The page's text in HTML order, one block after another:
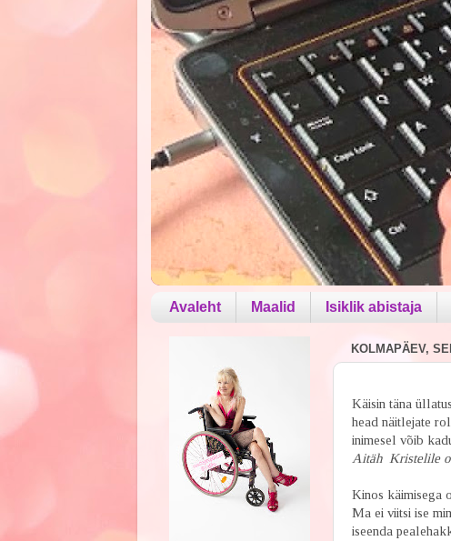
Avaleht Maalid Isiklik abistaja
KOLMAPÄEV,
Käisin täna
head näitlejate
inimesel võib
Aitäh Kristelile
Kinos käimisega
Ma ei viitsi ise
iseenda